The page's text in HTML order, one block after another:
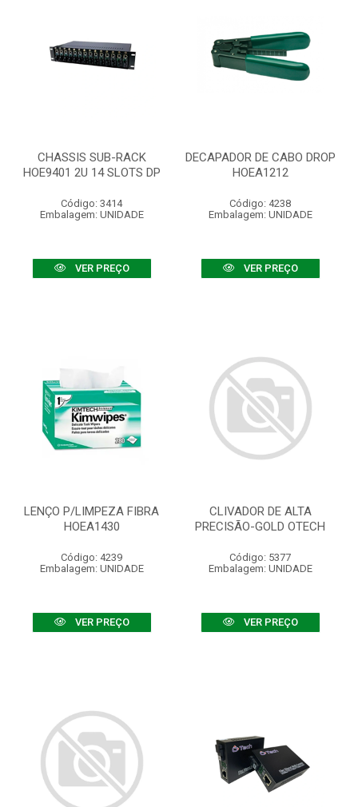
CHASSIS SUB-RACK
HOE9401 2U 14 SLOTS DP
Código: 3414
Embalagem: UNIDADE
VER PREÇO
DECAPADOR DE CABO DROP
HOEA1212
Código: 4238
Embalagem: UNIDADE
VER PREÇO
LENÇO P/LIMPEZA FIBRA
HOEA1430
Código: 4239
Embalagem: UNIDADE
VER PREÇO
CLIVADOR DE ALTA
PRECISÃO-GOLD OTECH
Código: 5377
Embalagem: UNIDADE
VER PREÇO